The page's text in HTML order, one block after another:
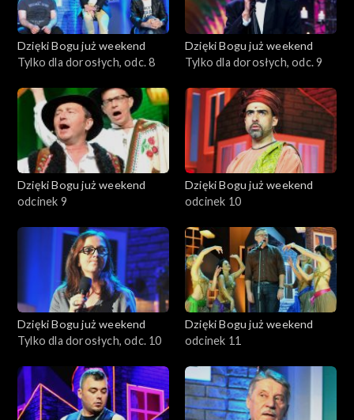
Dzięki Bogu już weekend
Tylko dla dorosłych, odc. 8
Dzięki Bogu już weekend
Tylko dla dorosłych, odc. 9
Dzięki Bogu już weekend
odcinek 9
Dzięki Bogu już weekend
odcinek 10
Dzięki Bogu już weekend
Tylko dla dorosłych, odc. 10
Dzięki Bogu już weekend
odcinek 11